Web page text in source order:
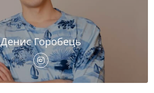
Денис Горобець